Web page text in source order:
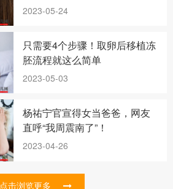
2023-05-24
只需要4个步骤！取卵后移植冻
胚流程就这么简单
2023-05-03
杨祐宁官宣得女当爸爸，网友
直呼“我周震南了”！
2023-04-26
点击浏览更多